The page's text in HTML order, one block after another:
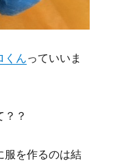
くんっていいま
？？
服を作るのは結